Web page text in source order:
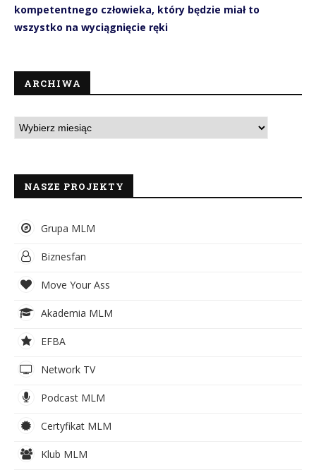
kompetentnego człowieka, który będzie miał to
wszystko na wyciągnięcie ręki
ARCHIWA
NASZE PROJEKTY
Grupa MLM
Biznesfan
Move Your Ass
Akademia MLM
EFBA
Network TV
Podcast MLM
Certyfikat MLM
Klub MLM